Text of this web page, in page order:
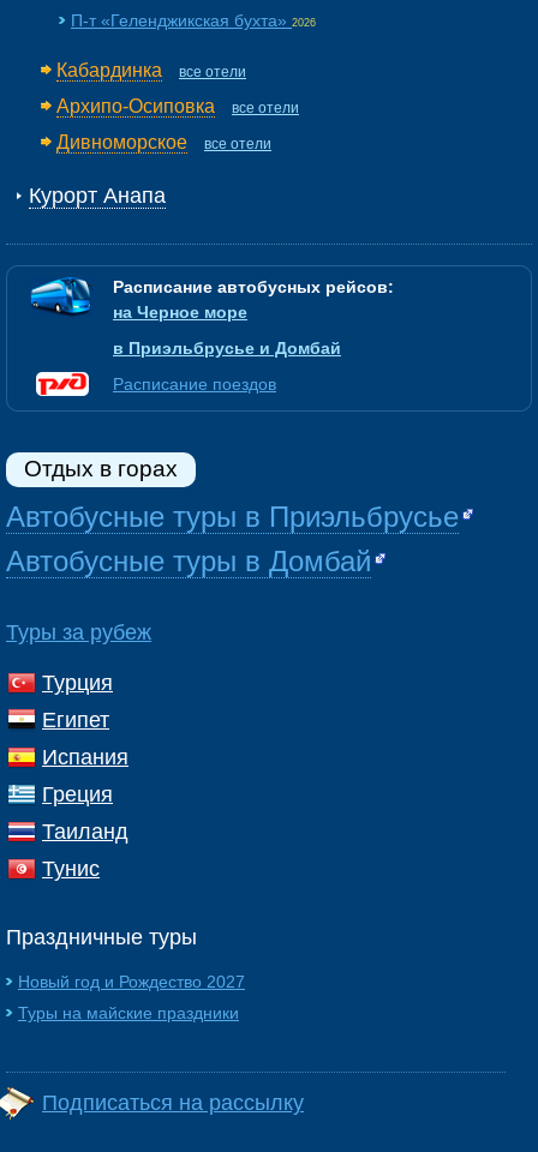
П-т «Геленджикская бухта» 2026
Кабардинка все отели
Архипо-Осиповка все отели
Дивноморское все отели
Курорт Анапа
Расписание автобусных рейсов:
на Черное море
в Приэльбрусье и Домбай
Расписание поездов
Отдых в горах
Автобусные туры в Приэльбрусье
Автобусные туры в Домбай
Туры за рубеж
Турция
Египет
Испания
Греция
Таиланд
Тунис
Праздничные туры
Новый год и Рождество 2027
Туры на майские праздники
Подписаться на рассылку